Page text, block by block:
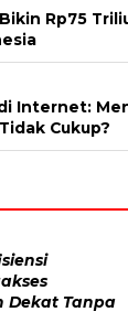
Rp75
Internet:
Cukup?
Dekat Tanpa